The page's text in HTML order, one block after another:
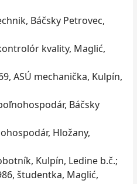
Báčsky Petrovec,
kvality, Maglić,
ASÚ mechanička, Kulpín,
Báčsky
Hložany,
Kulpín, Ledine b.č.;
študentka, Maglić,